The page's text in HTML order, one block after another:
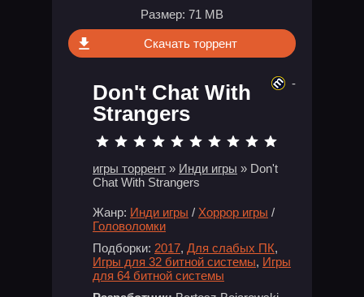
Размер: 71 MB
Скачать торрент
Don't Chat With
Strangers
игры торрент » Инди игры » Don't
Chat With Strangers
Жанр: Инди игры / Хоррор игры /
Головоломки
Подборки: 2017, Для слабых ПК,
Игры для 32 битной системы, Игры
для 64 битной системы
-